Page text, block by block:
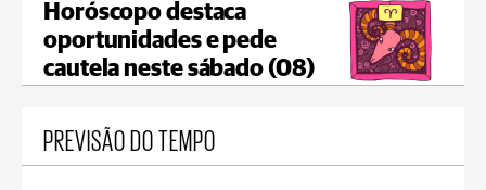
Horóscopo destaca
oportunidades e pede
cautela neste sábado (08)
PREVISÃO DO TEMPO